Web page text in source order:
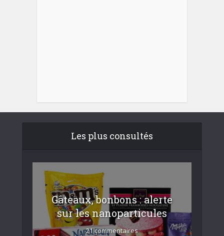
Les plus consultés
Gâteaux, bonbons : alerte
sur les nanoparticules
21 commentaires